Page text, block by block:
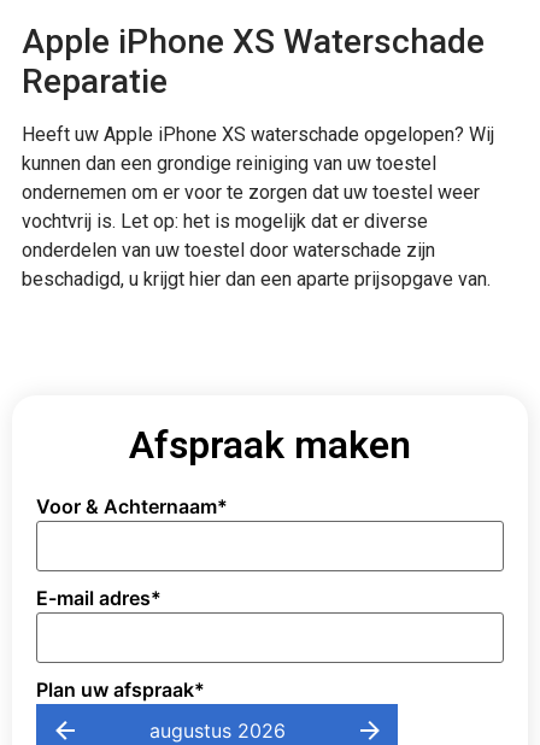
Apple iPhone XS Waterschade
Reparatie
Heeft uw Apple iPhone XS waterschade opgelopen? Wij
kunnen dan een grondige reiniging van uw toestel
ondernemen om er voor te zorgen dat uw toestel weer
vochtvrij is. Let op: het is mogelijk dat er diverse
onderdelen van uw toestel door waterschade zijn
beschadigd, u krijgt hier dan een aparte prijsopgave van.
Afspraak maken
Voor & Achternaam*
E-mail adres*
Plan uw afspraak*
augustus 2026